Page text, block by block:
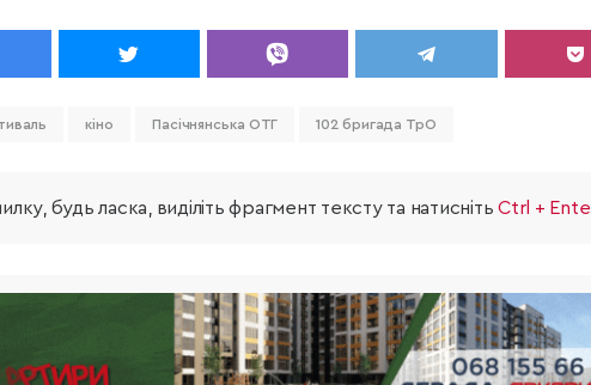
кіно Пасічнянська ОТГ 102 бригада ТрО
будь ласка, виділіть фрагмент тексту та натиснітьCtrl +